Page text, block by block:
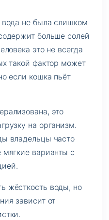
не была слишком
больше солей
это не всегда
такой фактор может
если кошка пьёт
это
на организм.
владельцы часто
мягкие варианты с
жёсткость воды, но
зависит от